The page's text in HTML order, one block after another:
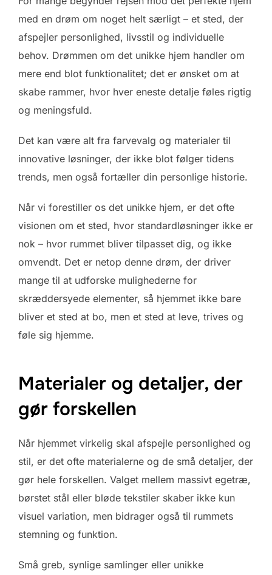
med en drøm om noget helt særligt – et sted, der
afspejler personlighed, livsstil og individuelle
behov. Drømmen om det unikke hjem handler om
mere end blot funktionalitet; det er ønsket om at
skabe rammer, hvor hver eneste detalje føles rigtig
og meningsfuld.
Det kan være alt fra farvevalg og materialer til
innovative løsninger, der ikke blot følger tidens
trends, men også fortæller din personlige historie.
Når vi forestiller os det unikke hjem, er det ofte
visionen om et sted, hvor standardløsninger ikke er
nok – hvor rummet bliver tilpasset dig, og ikke
omvendt. Det er netop denne drøm, der driver
mange til at udforske mulighederne for
skræddersyede elementer, så hjemmet ikke bare
bliver et sted at bo, men et sted at leve, trives og
føle sig hjemme.
Materialer og detaljer, der
gør forskellen
Når hjemmet virkelig skal afspejle personlighed og
stil, er det ofte materialerne og de små detaljer, der
gør hele forskellen. Valget mellem massivt egetræ,
børstet stål eller bløde tekstiler skaber ikke kun
visuel variation, men bidrager også til rummets
stemning og funktion.
Små greb, synlige samlinger eller unikke